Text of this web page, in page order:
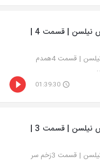
اپیزود 16 | دنیس نیلسن | قسمت 4 |
اپیزود 16 | دنیس نیلسن | قسمت 4همدم
01:39:30
اپیزود 16 | دنیس نیلسن | قسمت 3 |
اپیزود 16 | دنیس نیلسن | قسمت 3زخم سر